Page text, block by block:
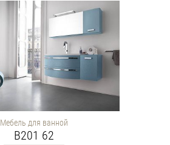
Мебель для ванной
B201 62